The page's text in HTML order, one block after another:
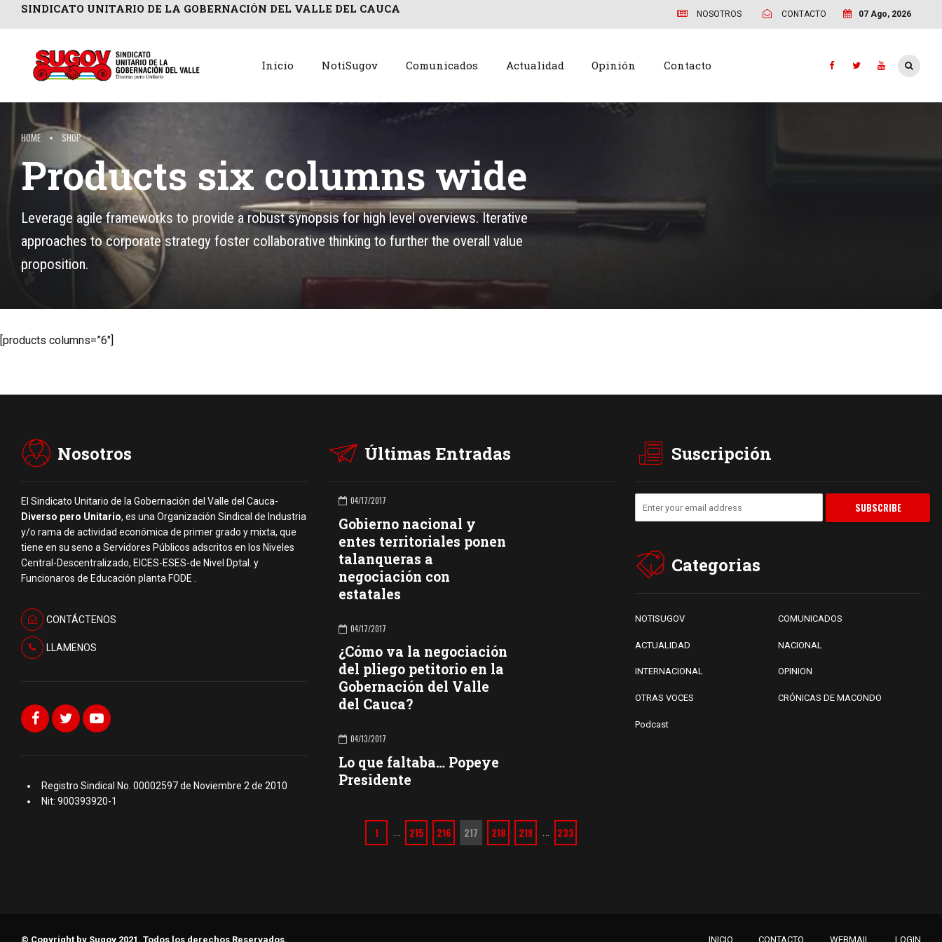
SINDICATO UNITARIO DE LA GOBERNACIÓN DEL VALLE DEL CAUCA NOSOTROS CONTACTO 07 Ago, 2026
Inicio NotiSugov Comunicados Actualidad Opinión Contacto
HOME SHOP
Products six columns wide
Leverage agile frameworks to provide a robust synopsis for high level overviews. Iterative
approaches to corporate strategy foster collaborative thinking to further the overall value
proposition.
[products columns=”6″]
Nosotros
El Sindicato Unitario de la Gobernación del Valle del Cauca-
Diverso pero Unitario, es una Organización Sindical de Industria
y/o rama de actividad económica de primer grado y mixta, que
tiene en su seno a Servidores Públicos adscritos en los Niveles
Central-Descentralizado, EICES-ESES-de Nivel Dptal. y
Funcionaros de Educación planta FODE .
CONTÁCTENOS
LLAMENOS
Registro Sindical No. 00002597 de Noviembre 2 de 2010
Nit: 900393920-1
Últimas Entradas
04/17/2017
Gobierno nacional y
entes territoriales ponen
talanqueras a
negociación con
estatales
04/17/2017
¿Cómo va la negociación
del pliego petitorio en la
Gobernación del Valle
del Cauca?
04/13/2017
Lo que faltaba… Popeye
Presidente
1 … 215 216 217 218 219 … 233
Suscripción
Categorias
NOTISUGOV COMUNICADOS
ACTUALIDAD NACIONAL
INTERNACIONAL OPINION
OTRAS VOCES CRÓNICAS DE MACONDO
Podcast
© Copyright by Sugov 2021. Todos los derechos Reservados. INICIO CONTACTO WEBMAIL LOGIN